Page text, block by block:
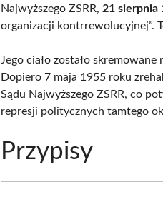
Najwyższego ZSRR, 21 sierpnia
organizacji kontrrewolucyjnej”.
Jego ciało zostało
Dopiero 7 maja 1955 roku
Sądu Najwyższego ZSRR, co
represji politycznych tamtego
Przypisy